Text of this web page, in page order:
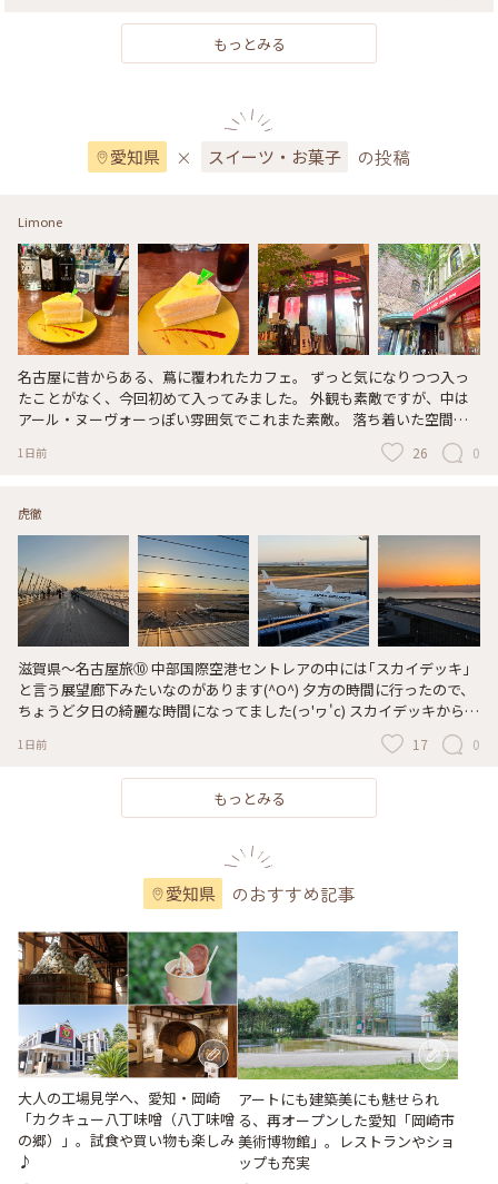
もっとみる
愛知県 × スイーツ・お菓子 の投稿
Limone
名古屋に昔からある、蔦に覆われたカフェ。 ずっと気になりつつ入っ
たことがなく、今回初めて入ってみました。 外観も素敵ですが、中は
アール・ヌーヴォーっぽい雰囲気でこれまた素敵。 落ち着いた空間で
レモンのショートケーキと水出しアイスコーヒーをいただいて、クール
ダウンできました。 #名古屋 #矢場町 #カフェ #クラシカル #ショートケ
1日前 26 0
虎徹
滋賀県～名古屋旅⑩ 中部国際空港セントレアの中には｢スカイデッキ｣
と言う展望廊下みたいなのがあります(^O^) 夕方の時間に行ったので、
ちょうど夕日の綺麗な時間になってました(っ'ヮ'c) スカイデッキから飛
行機の離発着が見えますし、海も見えるので素晴らしい観光スポットで
す(ﾉ˶>ᗜ​<˵)ﾉ 写真に撮れてませんがスカイデッキ出入口付近にはベンチ
もあるので、座って眺める事もできます(^^♪ 中部国際空港セントレア
に行ったらスカイデッキを訪れていただきたいと思います( ੭˙ᗜ˙)੭ #中
部国際空港 #スカイデッキ #愛知県 #ひみつの絶景 #名古屋旅 #
1日前 17 0
もっとみる
愛知県 のおすすめ記事
大人の工場見学へ、愛知・岡崎
「カクキュー八丁味噌（八丁味噌
の郷）」。試食や買い物も楽しみ
♪
アートにも建築美にも魅せられ
る、再オープンした愛知「岡崎市
美術博物館」。レストランやショ
ップも充実